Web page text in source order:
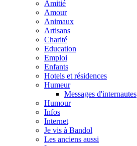
Amitié
Amour
Animaux
Artisans
Charité
Education
Emploi
Enfants
Hotels et résidences
Humeur
Messages d'internautes
Humour
Infos
Internet
Je vis à Bandol
Les anciens aussi